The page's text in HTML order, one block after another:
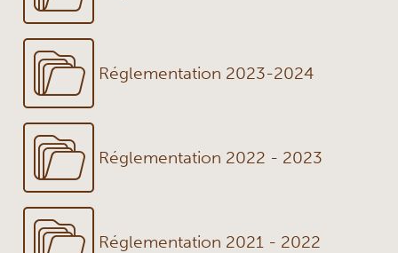
Réglementation 2023-2024
Réglementation 2022 - 2023
Réglementation 2021 - 2022